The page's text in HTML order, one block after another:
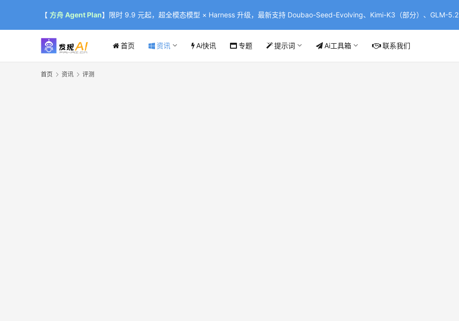
【 方舟 Agent Plan】限时 9.9 元起，超全模态模型 × Harness 升级，最新支持 Doubao-Seed-Evolving、Kimi-K3（部分）、GLM-5.2
首页 资讯 Ai快讯 专题 提示词 Ai工具箱 联系我们
首页 资讯 评测